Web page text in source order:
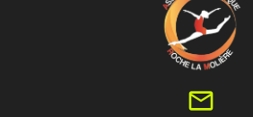
mail_outline